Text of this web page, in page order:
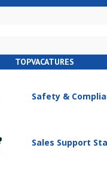
TOPVACATURES
Safety &
Sales Support